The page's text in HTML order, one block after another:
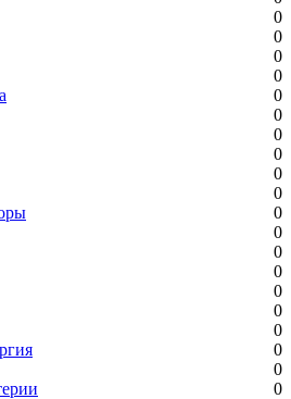
0
0
0
0
0
0
0
0
0
0
0
0
0
0
0
0
0
0
0
0